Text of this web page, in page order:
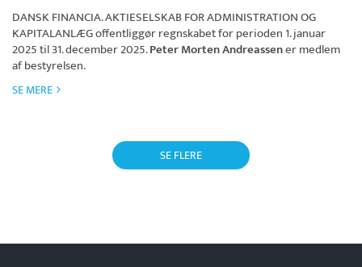
DANSK FINANCIA. AKTIESELSKAB FOR ADMINISTRATION OG
KAPITALANLÆGoffentliggør regnskabet for perioden 1. januar
2025 til 31. december 2025.Peter Morten Andreassener medlem
af bestyrelsen.
SE MERE
SE FLERE